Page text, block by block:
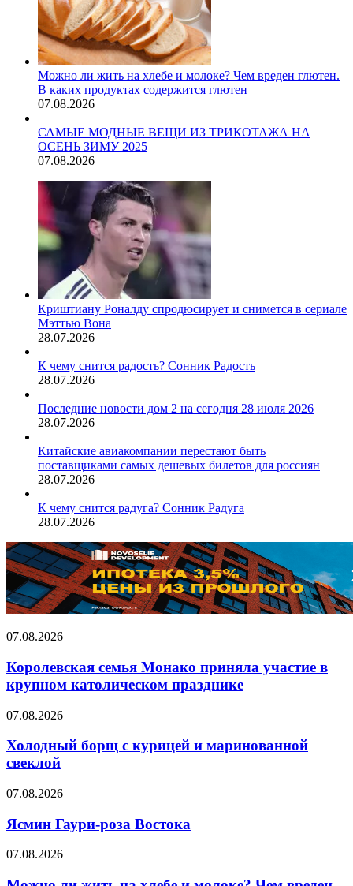
Можно ли жить на хлебе и молоке? Чем вреден глютен.
В каких продуктах содержится глютен
07.08.2026
САМЫЕ МОДНЫЕ ВЕЩИ ИЗ ТРИКОТАЖА НА
ОСЕНЬ ЗИМУ 2025
07.08.2026
Криштиану Роналду спродюсирует и снимется в сериале
Мэттью Вона
28.07.2026
К чему снится радость? Сонник Радость
28.07.2026
Последние новости дом 2 на сегодня 28 июля 2026
28.07.2026
Китайские авиакомпании перестают быть
поставщиками самых дешевых билетов для россиян
28.07.2026
К чему снится радуга? Сонник Радуга
28.07.2026
Королевская
Монако
приняла
участие
крупном
празднике
07.08.2026
Королевская семья Монако приняла участие в
крупном католическом празднике
Холодный
с
курицей
и
свеклой
07.08.2026
Холодный борщ с курицей и маринованной
свеклой
Ясмин
роза
Востока
07.08.2026
Ясмин Гаури-роза Востока
Можно
жить
07.08.2026